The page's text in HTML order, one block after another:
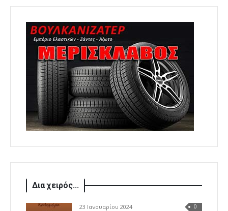
Δια χειρός...
23 Ιανουαρίου 2024 0